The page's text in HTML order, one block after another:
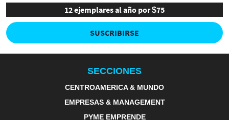
12 ejemplares al año por $75
SUSCRIBIRSE
SECCIONES
CENTROAMERICA & MUNDO
EMPRESAS & MANAGEMENT
PYME EMPRENDE